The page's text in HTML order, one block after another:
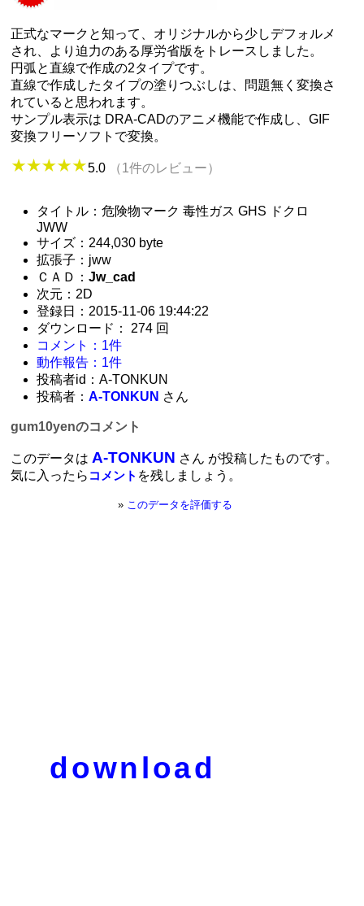
正式なマークと知って、オリジナルから少しデフォルメ
され、より迫力のある厚労省版をトレースしました。
円弧と直線で作成の2タイプです。
直線で作成したタイプの塗りつぶしは、問題無く変換さ
れていると思われます。
サンプル表示は DRA-CADのアニメ機能で作成し、GIF
変換フリーソフトで変換。
5.0 （1件のレビュー）
タイトル：危険物マーク 毒性ガス GHS ドクロ
JWW
サイズ：244,030 byte
拡張子：jww
ＣＡＤ：Jw_cad
次元：2D
登録日：2015-11-06 19:44:22
ダウンロード： 274 回
コメント：1件
動作報告：1件
投稿者id：A-TONKUN
投稿者：A-TONKUN さん
gum10yenのコメント
このデータは A-TONKUN さん が投稿したものです。
気に入ったら コメント を残しましょう。
» このデータを評価する
download